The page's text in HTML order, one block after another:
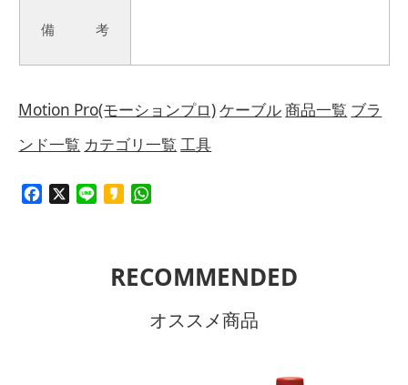
備 考
Motion Pro(モーションプロ)ケーブル商品一覧 ブラ
ンド一覧 カテゴリ一覧 工具
Facebook Line Kakao
RECOMMENDED
オススメ商品